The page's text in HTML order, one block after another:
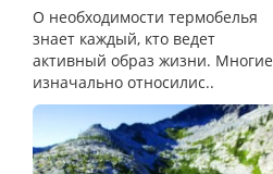
О необходимости термобелья
знает каждый, кто ведет
активный образ жизни. Многие
изначально относилис..